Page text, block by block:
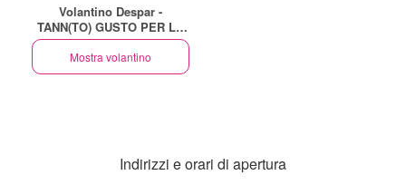
Volantino Despar -
TANN(TO) GUSTO PER LA
TUA GRIGLIATA
Mostra volantino
Indirizzi e orari di apertura